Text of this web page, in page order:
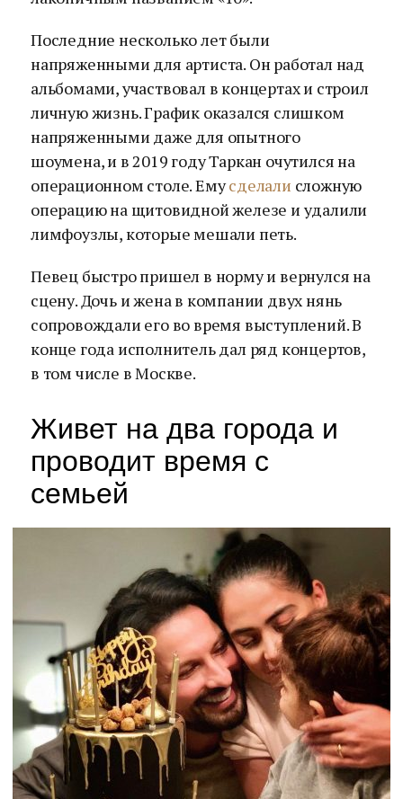
Последние несколько лет были
напряженными для артиста. Он работал над
альбомами, участвовал в концертах и строил
личную жизнь. График оказался слишком
напряженными даже для опытного
шоумена, и в 2019 году Таркан очутился на
операционном столе. Емусделали сложную
операцию на щитовидной железе и удалили
лимфоузлы, которые мешали петь.
Певец быстро пришел в норму и вернулся на
сцену. Дочь и жена в компании двух нянь
сопровождали его во время выступлений. В
конце года исполнитель дал ряд концертов,
в том числе в Москве.
Живет на два города и
проводит время с
семьей